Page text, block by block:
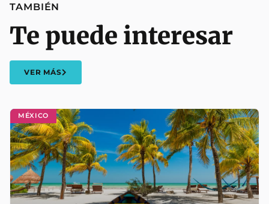
MÉXICO
TAMBIÉN
Te puede interesar
VER MÁS